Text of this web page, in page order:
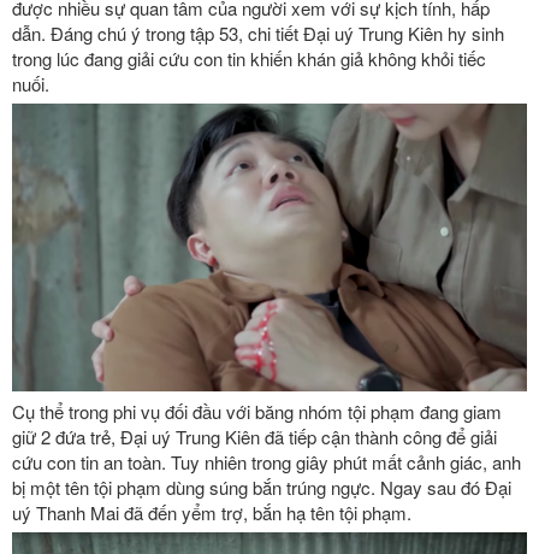
được nhiều sự quan tâm của người xem với sự kịch tính, hấp
dẫn. Đáng chú ý trong tập 53, chi tiết Đại uý Trung Kiên hy sinh
trong lúc đang giải cứu con tin khiến khán giả không khỏi tiếc
nuối.
Cụ thể trong phi vụ đối đầu với băng nhóm tội phạm đang giam
giữ 2 đứa trẻ, Đại uý Trung Kiên đã tiếp cận thành công để giải
cứu con tin an toàn. Tuy nhiên trong giây phút mất cảnh giác, anh
bị một tên tội phạm dùng súng bắn trúng ngực. Ngay sau đó Đại
uý Thanh Mai đã đến yểm trợ, bắn hạ tên tội phạm.